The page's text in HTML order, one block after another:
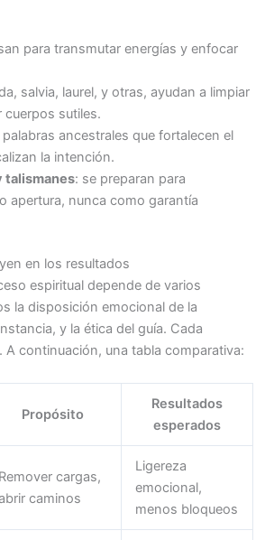
para transmutar energías y enfocar
salvia, laurel, y otras, ayudan a limpiar
cuerpos sutiles.
palabras ancestrales que fortalecen el
la intención.
talismanes: se preparan para
apertura, nunca como garantía
en los resultados
espiritual depende de varios
la disposición emocional de la
y la ética del guía. Cada
A continuación, una tabla comparativa:
Propósito
Resultados
esperados
Remover cargas,
caminos
Ligereza
emocional,
menos bloqueos